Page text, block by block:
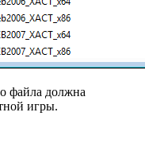
файла должна
игры.